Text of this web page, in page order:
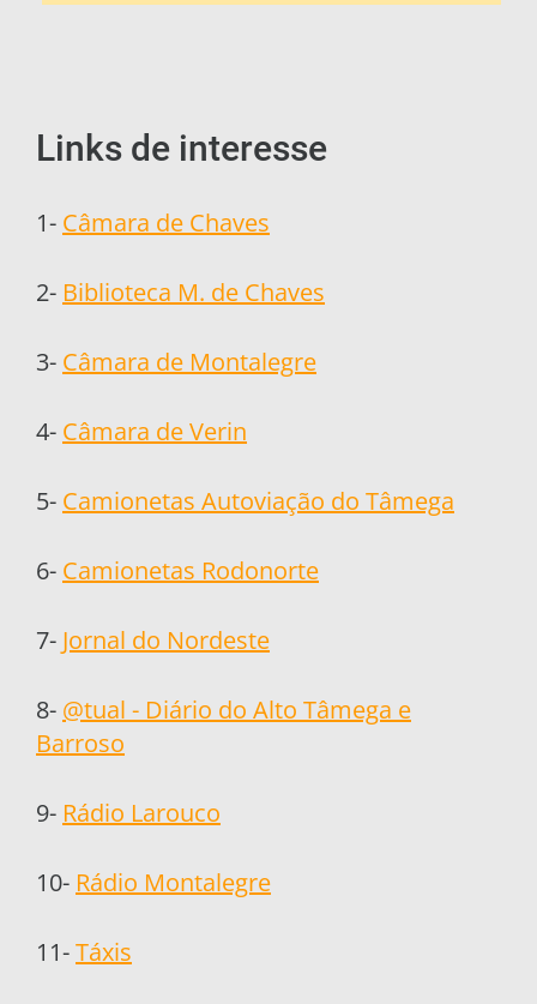
Links de interesse
1- Câmara de Chaves
2- Biblioteca M. de Chaves
3- Câmara de Montalegre
4- Câmara de Verin
5- Camionetas Autoviação do Tâmega
6- Camionetas Rodonorte
7- Jornal do Nordeste
8- @tual - Diário do Alto Tâmega e
Barroso
9- Rádio Larouco
10- Rádio Montalegre
11-Táxis